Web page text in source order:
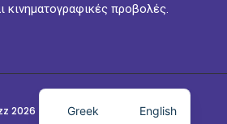
κινηματογραφικές προβολές.
2026 - Festival @ Leonidio
Greek English